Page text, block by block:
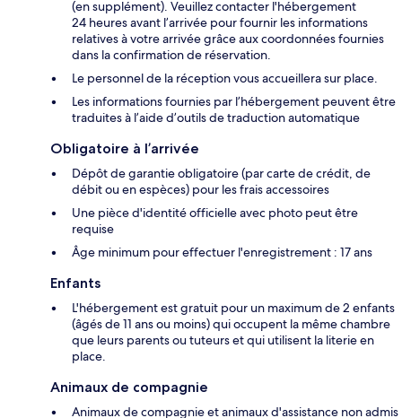
(en supplément). Veuillez contacter l'hébergement
24 heures avant l’arrivée pour fournir les informations
relatives à votre arrivée grâce aux coordonnées fournies
dans la confirmation de réservation.
Le personnel de la réception vous accueillera sur place.
Les informations fournies par l’hébergement peuvent être
traduites à l’aide d’outils de traduction automatique
Obligatoire à l’arrivée
Dépôt de garantie obligatoire (par carte de crédit, de
débit ou en espèces) pour les frais accessoires
Une pièce d'identité officielle avec photo peut être
requise
Âge minimum pour effectuer l'enregistrement : 17 ans
Enfants
L'hébergement est gratuit pour un maximum de 2 enfants
(âgés de 11 ans ou moins) qui occupent la même chambre
que leurs parents ou tuteurs et qui utilisent la literie en
place.
Animaux de compagnie
Animaux de compagnie et animaux d'assistance non admis